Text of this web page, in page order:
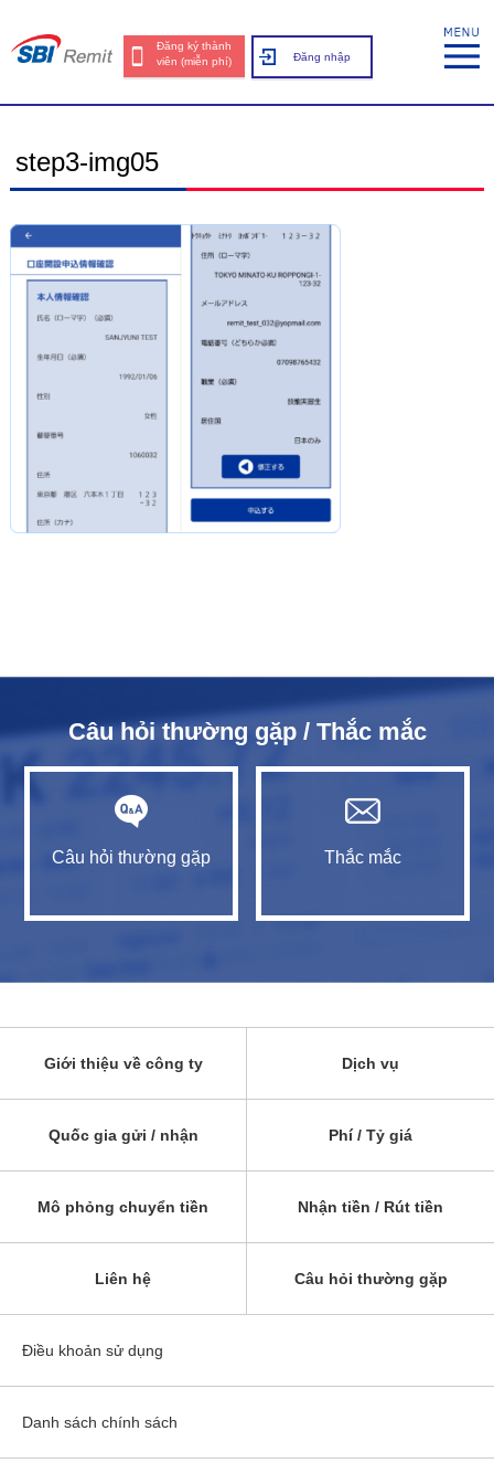
Đăng ký thành
viên (miễn phí)
Đăng nhập
step3-img05
Câu hỏi thường gặp / Thắc mắc
Câu hỏi thường gặp Thắc mắc
Giới thiệu về công ty Dịch vụ
Quốc gia gửi / nhận Phí / Tỷ giá
Mô phỏng chuyển tiền Nhận tiền / Rút tiền
Liên hệ Câu hỏi thường gặp
Điều khoản sử dụng
Danh sách chính sách